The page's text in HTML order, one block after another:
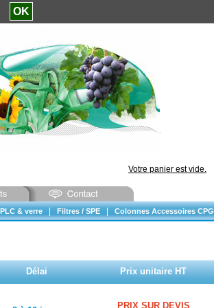
Votre panier est vide.
& verre Filtres / SPE Colonnes Accessoires CPG
Délai Prix unitaire HT
PRIX SUR DEVIS
OK